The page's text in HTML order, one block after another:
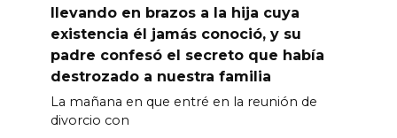
llevando en brazos a la hija cuya
existencia él jamás conoció, y su
padre confesó el secreto que había
destrozado a nuestra familia
La mañana en que entré en la reunión de
divorcio con